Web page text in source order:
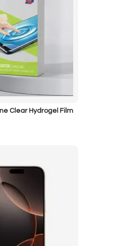
Clear Hydrogel Film